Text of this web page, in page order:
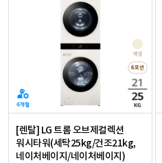
[렌탈] LG 트롬 오브제컬렉션
워시타워(세탁25kg/건조21kg,
네이처베이지/네이처베이지)